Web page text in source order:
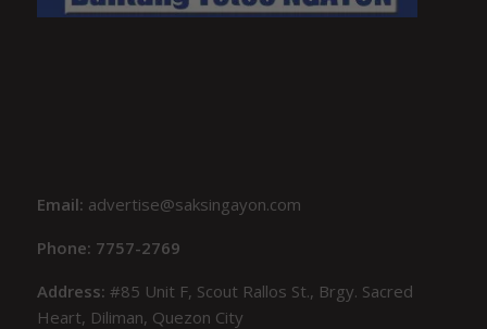
Email: advertise@saksingayon.com
Phone: 7757-2769
Address:#85 Unit F, Scout Rallos St., Brgy. Sacred
Heart, Diliman, Quezon City